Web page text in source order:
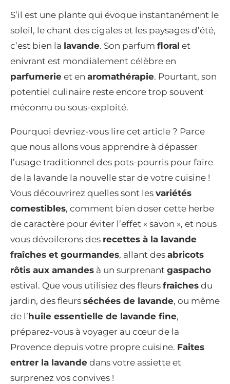
S’il est une plante qui évoque instantanément le
soleil, le chant des cigales et les paysages d’été,
c’est bien la lavande. Son parfum floral et
enivrant est mondialement célèbre en
parfumerie et en aromathérapie. Pourtant, son
potentiel culinaire reste encore trop souvent
méconnu ou sous-exploité.
Pourquoi devriez-vous lire cet article ? Parce
que nous allons vous apprendre à dépasser
l’usage traditionnel des pots-pourris pour faire
de la lavande la nouvelle star de votre cuisine !
Vous découvrirez quelles sont les variétés
comestibles, comment bien doser cette herbe
de caractère pour éviter l’effet « savon », et nous
vous dévoilerons des recettes à la lavande
fraîches et gourmandes, allant des abricots
rôtis aux amandes à un surprenant gaspacho
estival. Que vous utilisiez des fleurs fraîches du
jardin, des fleurs séchées de lavande, ou même
de l’huile essentielle de lavande fine,
préparez-vous à voyager au cœur de la
Provence depuis votre propre cuisine. Faites
entrer la lavande dans votre assiette et
surprenez vos convives !